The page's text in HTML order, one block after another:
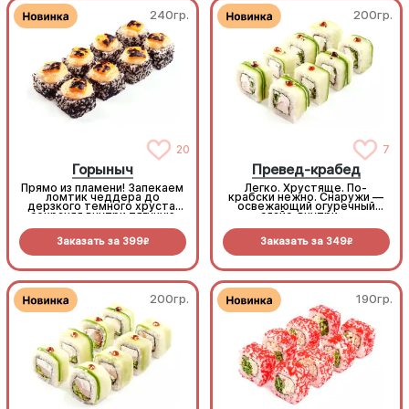
240гр.
20
Горыныч
Прямо из пламени! Запекаем
ломтик чеддера до
дерзкого темного хруста,
сохраняя внутри тягучую
тунцом получается
(8шт.)
Заказать за 399R
200гр.
7
Превед-крабед
Легко. Хрустяще. По-
крабски нежно. Снаружи —
освежающий огуречный
слайс, внутри —
снежного краба, крем-сыра
и пекинской капусты.
Заказать за 349R
200гр. 190гр.